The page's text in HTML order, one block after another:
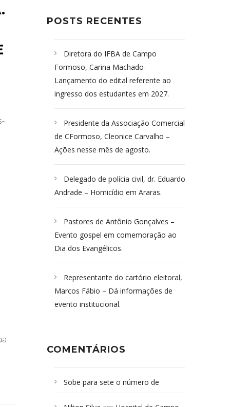
POSTS RECENTES
Diretora do IFBA de Campo
Formoso, Carina Machado-
Lançamento do edital referente ao
ingresso dos estudantes em 2027.
Presidente da Associação Comercial
de CFormoso, Cleonice Carvalho –
Ações nesse mês de agosto.
Delegado de polícia civil, dr. Eduardo
Andrade – Homicídio em Araras.
Pastores de Antônio Gonçalves –
Evento gospel em comemoração ao
Dia dos Evangélicos.
Representante do cartório eleitoral,
Marcos Fábio – Dá informações de
evento institucional.
COMENTÁRIOS
Sobe para sete o número de